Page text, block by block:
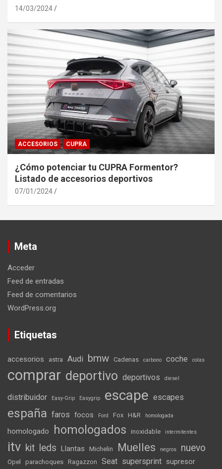
14/03/2024
ACCESORIOS CUPRA
¿Cómo potenciar tu CUPRA Formentor?
Listado de accesorios deportivos
07/01/2024
Meta
Acceder
Feed de entradas
Feed de comentarios
WordPress.org
Etiquetas
accesorios astra Audi bmw Cadenas carbono coche colas
comprar deportivo deportivos diesel
distribuidor Easy-Grip Easygrip escape escapes
españa faros focos Ford Fox H&R homologada
homologado homologados inoxidable intermitentes
itv kit leds Llantas Michelin Muelles negros nuevo
Opel parachoques Ragazzon Seat supersprint supresor